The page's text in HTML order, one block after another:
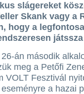
slágereket
Skank vagy a
hogy a
26-án második
meg a Petőfi
VOLT Fesztivál
a hazai